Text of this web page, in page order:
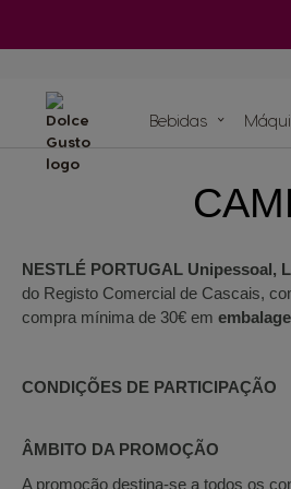
Bebidas
BebidasORIGINAIS
Compromissos sustentáveis com o planeta
Os nossos artigos
NESTLÉ PORTUGAL Unipessoal,
do Registo Comercial de Cascais,
compra mínima de 30€ em
CONDIÇÕES DE PARTICIPAÇÃO
ÂMBITO DA PROMOÇÃO
A promoção destina-se a todos os